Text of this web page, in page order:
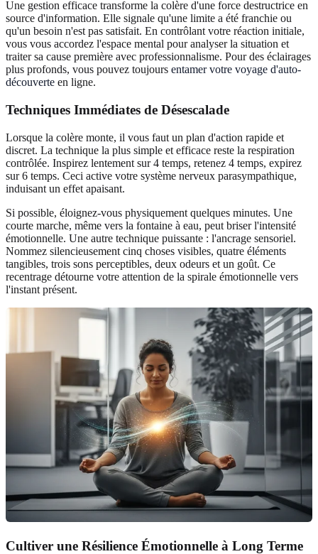
Une gestion efficace transforme la colère d'une force destructrice en
source d'information. Elle signale qu'une limite a été franchie ou
qu'un besoin n'est pas satisfait. En contrôlant votre réaction initiale,
vous vous accordez l'espace mental pour analyser la situation et
traiter sa cause première avec professionnalisme. Pour des éclairages
plus profonds, vous pouvez toujours entamer votre voyage d'auto-
découverte en ligne.
Techniques Immédiates de Désescalade
Lorsque la colère monte, il vous faut un plan d'action rapide et
discret. La technique la plus simple et efficace reste la respiration
contrôlée. Inspirez lentement sur 4 temps, retenez 4 temps, expirez
sur 6 temps. Ceci active votre système nerveux parasympathique,
induisant un effet apaisant.
Si possible, éloignez-vous physiquement quelques minutes. Une
courte marche, même vers la fontaine à eau, peut briser l'intensité
émotionnelle. Une autre technique puissante : l'ancrage sensoriel.
Nommez silencieusement cinq choses visibles, quatre éléments
tangibles, trois sons perceptibles, deux odeurs et un goût. Ce
recentrage détourne votre attention de la spirale émotionnelle vers
l'instant présent.
Cultiver une Résilience Émotionnelle à Long Terme